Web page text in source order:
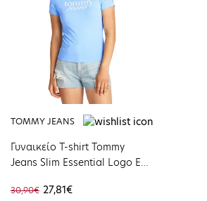
TOMMY JEANS
Γυναικείο T-shirt Tommy
Jeans Slim Essential Logo Ext
DW0DW19447-C12
30,90€ 27,81€